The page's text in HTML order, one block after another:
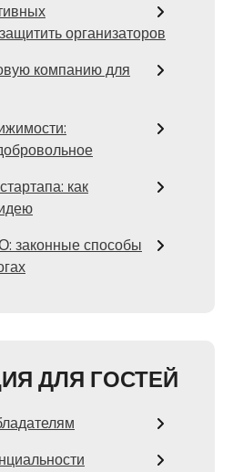
организаторов
компанию для
как
законные способы
ДЛЯ ГОСТЕЙ